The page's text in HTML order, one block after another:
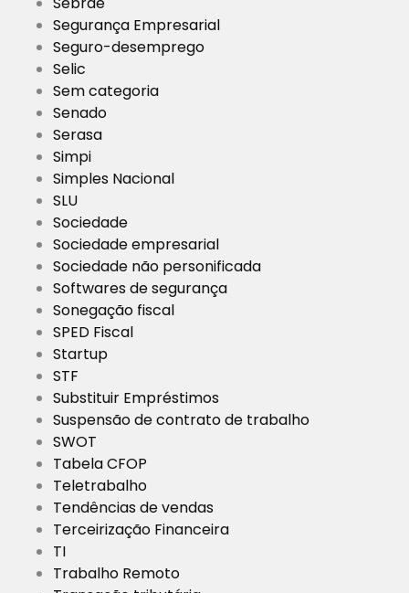
Segurança Empresarial
Seguro-desemprego
Selic
Sem categoria
Senado
Serasa
Simpi
Simples Nacional
SLU
Sociedade
Sociedade empresarial
Sociedade não personificada
Softwares de segurança
Sonegação fiscal
SPED Fiscal
Startup
STF
Substituir Empréstimos
Suspensão de contrato de trabalho
SWOT
Tabela CFOP
Teletrabalho
Tendências de vendas
Terceirização Financeira
TI
Trabalho Remoto